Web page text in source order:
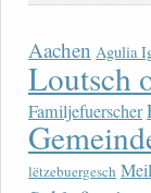
Aachen Agulia
Loutsch
Familjefuerscher
lëtzebuergesch